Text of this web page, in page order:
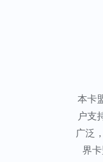
本卡
户支
广泛
界